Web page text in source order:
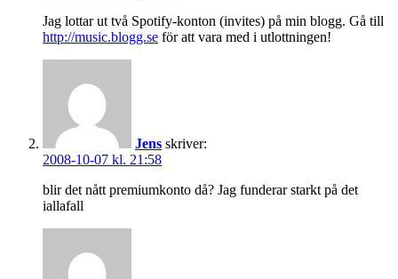
Jag lottar ut två Spotify-konton (invites) på min blogg. Gå till
http://music.blogg.se för att vara med i utlottningen!
Jens skriver:
2008-10-07 kl. 21:58
blir det nått premiumkonto då? Jag funderar starkt på det
iallafall